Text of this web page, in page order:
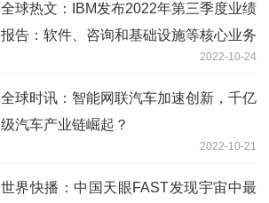
全球热文：IBM发布2022年第三季度业绩
报告：软件、咨询和基础设施等核心业务
2022-10-24
全球时讯：智能网联汽车加速创新，千亿
级汽车产业链崛起？
2022-10-21
世界快播：中国天眼FAST发现宇宙中最